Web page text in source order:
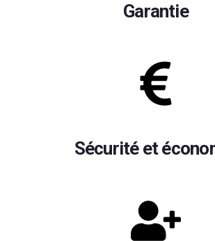
Garantie
Sécurité et